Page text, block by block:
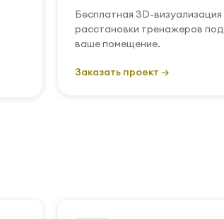
Бесплатная 3D-визуализация
расстановки тренажеров под
ваше помещение.
Заказать проект →